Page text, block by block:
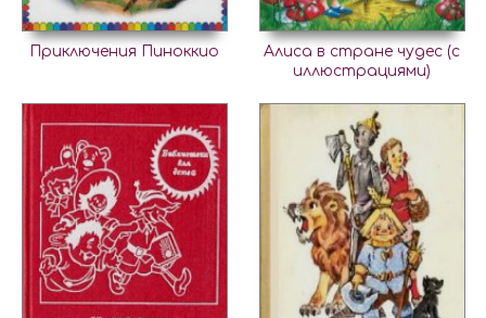
Приключения Пиноккио
Алиса в стране чудес (с
иллюстрациями)